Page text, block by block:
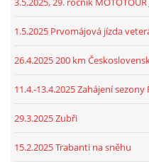
1.5.2025 Prvomájová jízda
26.4.2025 200 km
11.4.-13.4.2025 Zahájení sezony
29.3.2025 Zubři
15.2.2025 Trabanti na sněhu